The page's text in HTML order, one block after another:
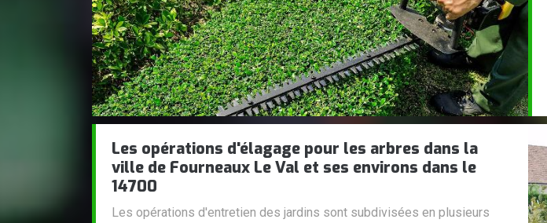
Les opérations d'élagage pour les arbres dans la
ville de Fourneaux Le Val et ses environs dans le
14700
Les opérations d'entretien des jardins sont subdivisées en plusieurs